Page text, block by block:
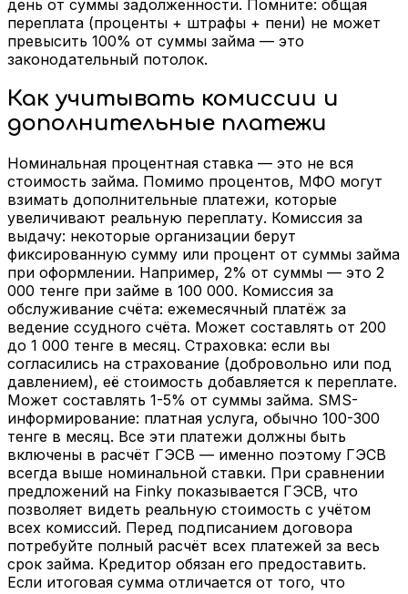
день от суммы задолженности. Помните: общая
переплата (проценты + штрафы + пени) не может
превысить 100% от суммы займа — это
законодательный потолок.
Как учитывать комиссии и
дополнительные платежи
Номинальная процентная ставка — это не вся
стоимость займа. Помимо процентов, МФО могут
взимать дополнительные платежи, которые
увеличивают реальную переплату. Комиссия за
выдачу: некоторые организации берут
фиксированную сумму или процент от суммы займа
при оформлении. Например, 2% от суммы — это 2
000 тенге при займе в 100 000. Комиссия за
обслуживание счёта: ежемесячный платёж за
ведение ссудного счёта. Может составлять от 200
до 1 000 тенге в месяц. Страховка: если вы
согласились на страхование (добровольно или под
давлением), её стоимость добавляется к переплате.
Может составлять 1-5% от суммы займа. SMS-
информирование: платная услуга, обычно 100-300
тенге в месяц. Все эти платежи должны быть
включены в расчёт ГЭСВ — именно поэтому ГЭСВ
всегда выше номинальной ставки. При сравнении
предложений на Finky показывается ГЭСВ, что
позволяет видеть реальную стоимость с учётом
всех комиссий. Перед подписанием договора
потребуйте полный расчёт всех платежей за весь
срок займа. Кредитор обязан его предоставить.
Если итоговая сумма отличается от того, что